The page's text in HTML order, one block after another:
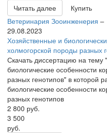
Читать далее
Купить
Ветеринария Зооинженерия –
29.08.2023
Хозяйственные и
холмогорской породы разных
Скачать диссертацию на тему
биологические особенности
разных генотипов" в которой
биологические особенности
разных генотипов
2 800 руб.
3 500
руб.